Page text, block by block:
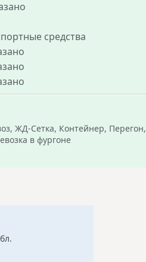
средства
ЖД-Сетка, Контейнер, Перегон,
в фургоне